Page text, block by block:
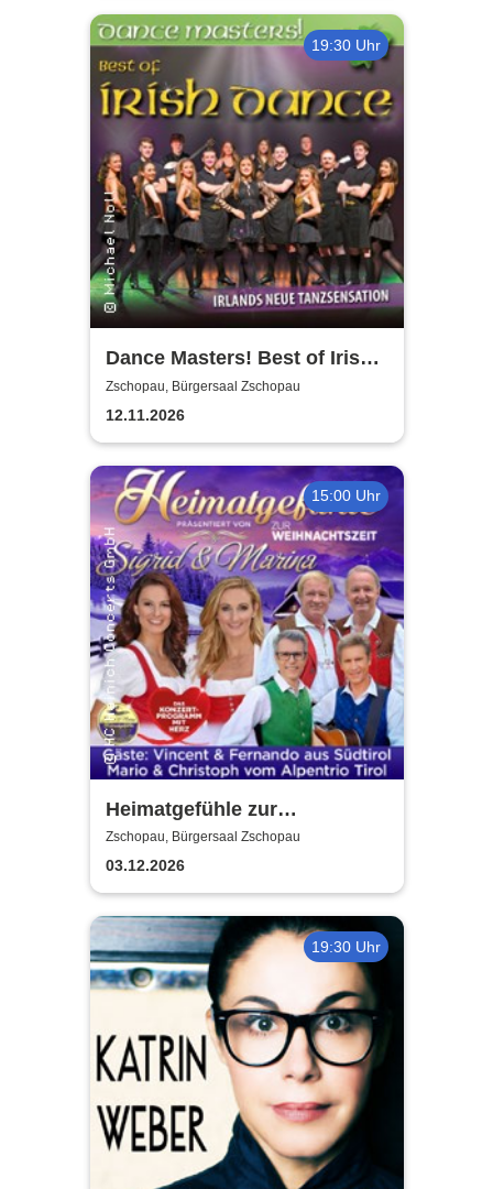
19:30 Uhr
Dance Masters! Best of Irish
Dance
Zschopau, Bürgersaal Zschopau
12.11.2026
15:00 Uhr
Heimatgefühle zur
Weihnachtszeit 2026 - Das
Konzertprogramm mit Herz
Zschopau, Bürgersaal Zschopau
03.12.2026
19:30 Uhr